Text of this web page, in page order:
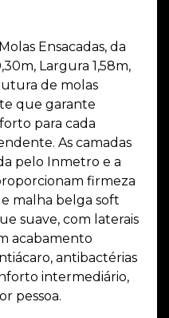
Ensacadas, da
Largura 1,58m,
de molas
que garante
para cada
As camadas
pelo Inmetro e a
firmeza
malha belga soft
suave, com laterais
acabamento
antibactérias
intermediário,
pessoa.